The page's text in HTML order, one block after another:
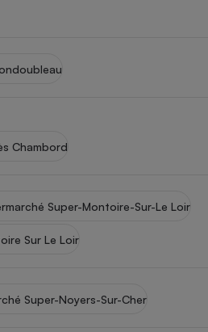
Chambord
Super-Montoire-Sur-Le Loir
Sur Le Loir
Super-Noyers-Sur-Cher